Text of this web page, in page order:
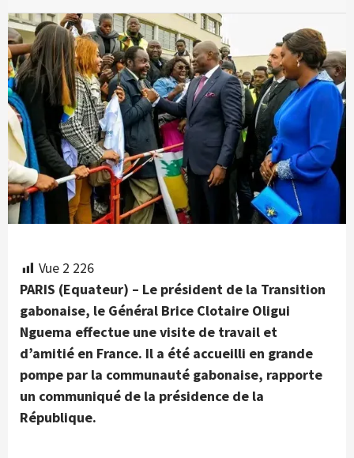
Vue 2 226
PARIS (Equateur) – Le président de la Transition
gabonaise, le Général Brice Clotaire Oligui
Nguema effectue une visite de travail et
d’amitié en France. Il a été accueilli en grande
pompe par la communauté gabonaise, rapporte
un communiqué de la présidence de la
République.